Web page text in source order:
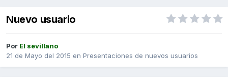
Nuevo usuario
Por El sevillano
21 de Mayo del 2015 en Presentaciones de nuevos usuarios